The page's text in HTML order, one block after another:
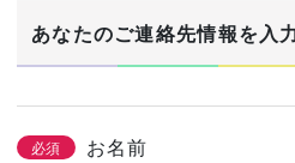
あなたのご連絡先情報を入
必須 お名前